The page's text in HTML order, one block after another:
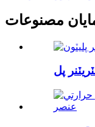
مصنوعات